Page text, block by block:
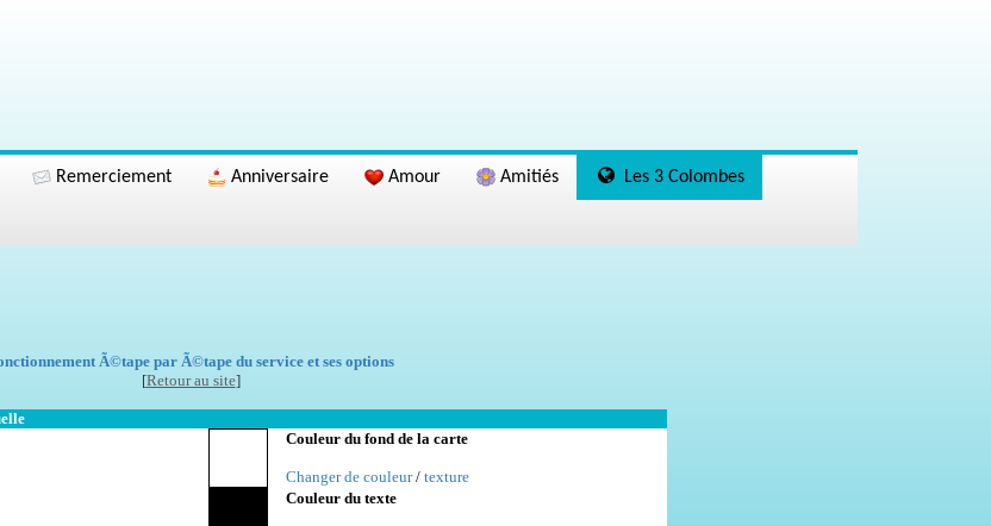
Remerciement Anniversaire Amour Amitiés Les 3 Colombes
Ã©tape par Ã©tape du service et ses options
[Retour au site]
Couleur du fond de la carte
Changer de couleur/ texture
Couleur du texte